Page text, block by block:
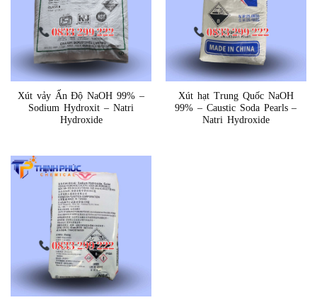
Xút vảy Ấn Độ NaOH 99% –
Sodium Hydroxit – Natri
Hydroxide
Xút hạt Trung Quốc NaOH
99% – Caustic Soda Pearls –
Natri Hydroxide